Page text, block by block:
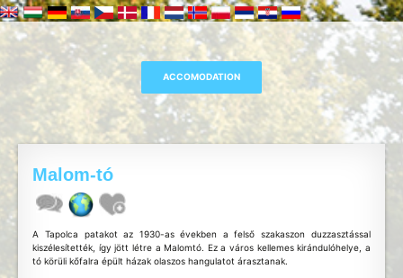
Malom-tó
A Tapolca patakot az 1930-as években a felső szakaszon duzzasztással
kiszélesítették, így jött létre a Malomtó. Ez a város kellemes kirándulóhelye, a
tó körüli kőfalra épült házak olaszos hangulatot árasztanak.